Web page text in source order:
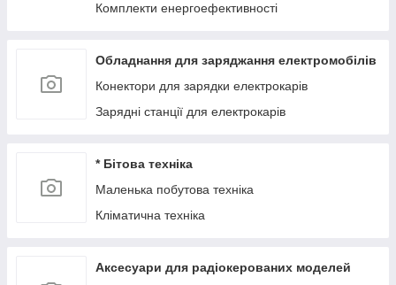
Комплекти енергоефективності
Обладнання для заряджання електромобілів
Конектори для зарядки електрокарів
Зарядні станції для електрокарів
* Бітова техніка
Маленька побутова техніка
Кліматична техніка
Аксесуари для радіокерованих моделей